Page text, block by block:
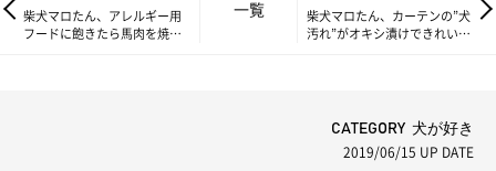
柴犬マロたん、アレルギー用
フードに飽きたら馬肉を焼い
一覧
柴犬マロたん、カーテンの”犬
汚れ”がオキシ漬けできれいに
CATEGORY 犬が好き
2019/06/15 UP DATE